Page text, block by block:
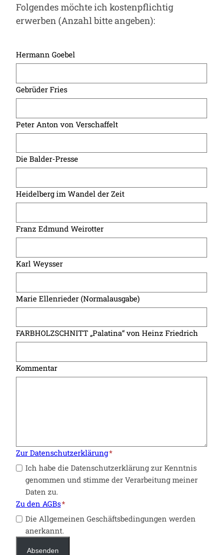
Folgendes möchte ich kostenpflichtig
erwerben (Anzahl bitte angeben):
Hermann Goebel
Gebrüder Fries
Peter Anton von Verschaffelt
Die Balder-Presse
Heidelberg im Wandel der Zeit
Franz Edmund Weirotter
Karl Weysser
Marie Ellenrieder (Normalausgabe)
FARBHOLZSCHNITT „Palatina“ von Heinz Friedrich
Kommentar
Zur Datenschutzerklärung*
Ich habe die Datenschutzerklärung zur Kenntnis
genommen und stimme der Verarbeitung meiner
Daten zu.
Zu den AGBs*
Die Allgemeinen Geschäftsbedingungen werden
anerkannt.
Absenden